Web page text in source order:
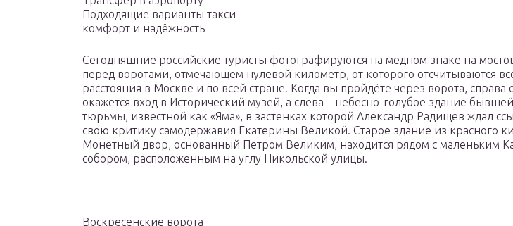
Подходящие варианты такси
комфорт и надёжность
Сегодняшние российские туристы фотографируются на медном знаке на
перед воротами, отмечающем нулевой километр, от которого отсчитываются
расстояния в Москве и по всей стране. Когда вы пройдёте через ворота, справа
окажется вход в Исторический музей, а слева – небесно-голубое здание бывшей
тюрьмы, известной как «Яма», в застенках которой Александр Радищев ждал
свою критику самодержавия Екатерины Великой. Старое здание из красного
Монетный двор, основанный Петром Великим, находится рядом с маленьким
собором, расположенным на углу Никольской улицы.
Воскресенские ворота